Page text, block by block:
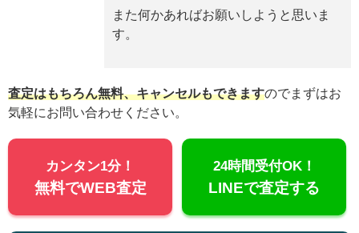
また何かあればお願いしようと思いま
す。
査定はもちろん無料、キャンセルもできますのでまずはお
気軽にお問い合わせください。
カンタン1分！
無料でWEB査定
24時間受付OK！
LINEで査定する